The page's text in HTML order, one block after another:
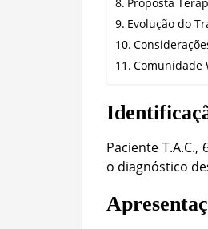
Proposta
Evolução do
Comunidade
Paciente
o diagnóstico